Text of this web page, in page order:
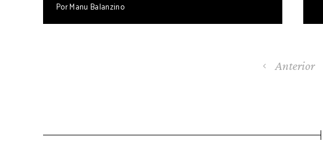
PorManu Balanzino
Anterior